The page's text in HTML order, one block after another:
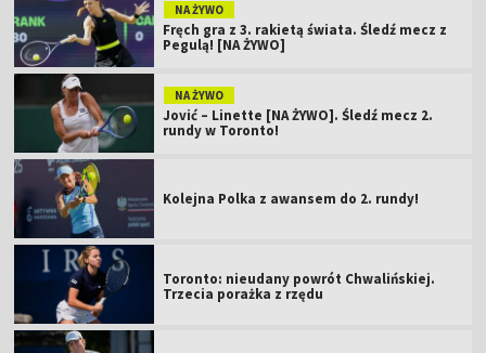
NA ŻYWO
Fręch gra z 3. rakietą świata. Śledź mecz z
Pegulą! [NA ŻYWO]
NA ŻYWO
Jović – Linette [NA ŻYWO]. Śledź mecz 2.
rundy w Toronto!
Kolejna Polka z awansem do 2. rundy!
Toronto: nieudany powrót Chwalińskiej.
Trzecia porażka z rzędu